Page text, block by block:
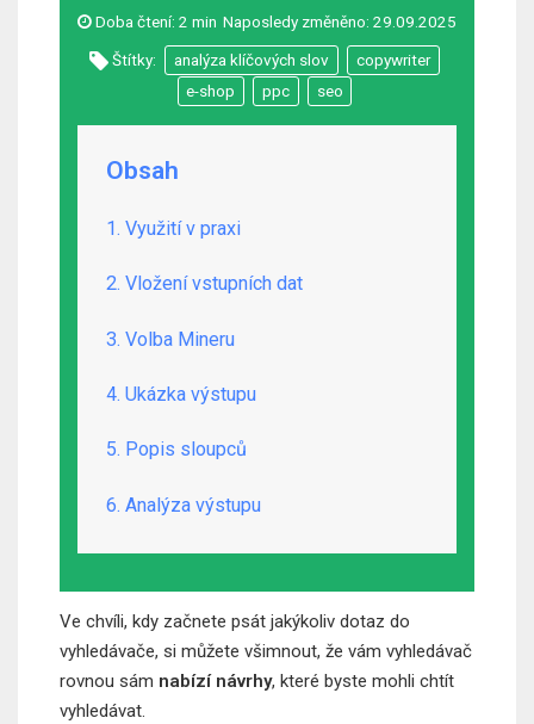
Naposledy změněno: 29.09.2025
Doba čtení: 2 min
Štítky: analýza klíčových slov
copywriter
e-shop
ppc seo
Obsah
1. Využití v praxi
2. Vložení vstupních dat
3. Volba Mineru
4. Ukázka výstupu
5. Popis sloupců
6. Analýza výstupu
Ve chvíli, kdy začnete psát jakýkoliv dotaz do
vyhledávače, si můžete všimnout, že vám vyhledávač
rovnou sám nabízí návrhy, které byste mohli chtít
vyhledávat.